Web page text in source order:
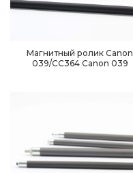
Магнитный ролик Canon
039/CC364 Canоn 039